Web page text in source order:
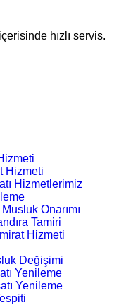
hızlı servis.
Hizmeti
Hizmetlerimiz
Onarımı
Tamiri
Hizmeti
Değişimi
Yenileme
Yenileme